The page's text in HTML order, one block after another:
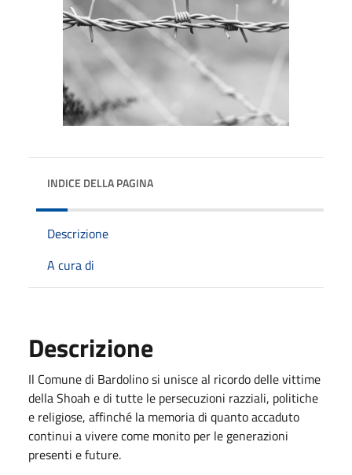
INDICE DELLA PAGINA
Descrizione
A cura di
Descrizione
Il Comune di Bardolino si unisce al ricordo delle vittime
della Shoah e di tutte le persecuzioni razziali, politiche
e religiose, affinché la memoria di quanto accaduto
continui a vivere come monito per le generazioni
presenti e future.